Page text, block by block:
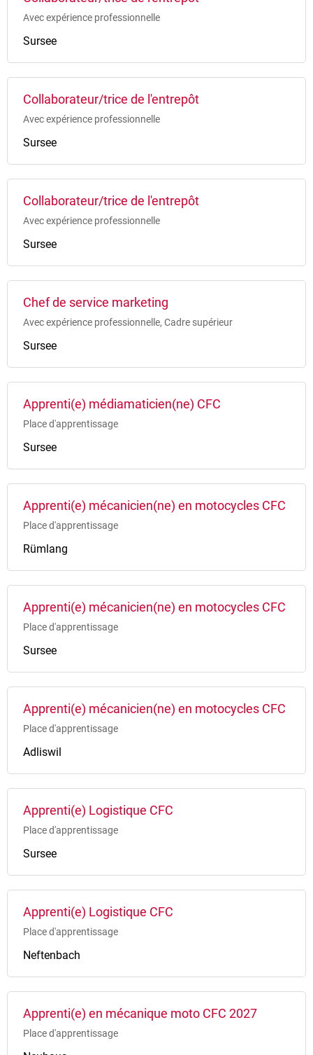
Avec expérience professionnelle
Sursee
Collaborateur/trice de l'entrepôt
Avec expérience professionnelle
Sursee
Collaborateur/trice de l'entrepôt
Avec expérience professionnelle
Sursee
Chef de service marketing
Avec expérience professionnelle, Cadre supérieur
Sursee
Apprenti(e) médiamaticien(ne) CFC
Place d'apprentissage
Sursee
Apprenti(e) mécanicien(ne) en motocycles CFC
Place d'apprentissage
Rümlang
Apprenti(e) mécanicien(ne) en motocycles CFC
Place d'apprentissage
Sursee
Apprenti(e) mécanicien(ne) en motocycles CFC
Place d'apprentissage
Adliswil
Apprenti(e) Logistique CFC
Place d'apprentissage
Sursee
Apprenti(e) Logistique CFC
Place d'apprentissage
Neftenbach
Apprenti(e) en mécanique moto CFC 2027
Place d'apprentissage